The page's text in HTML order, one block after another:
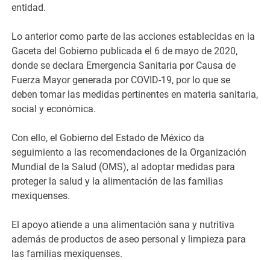
entidad.
Lo anterior como parte de las acciones establecidas en la
Gaceta del Gobierno publicada el 6 de mayo de 2020,
donde se declara Emergencia Sanitaria por Causa de
Fuerza Mayor generada por COVID-19, por lo que se
deben tomar las medidas pertinentes en materia sanitaria,
social y económica.
Con ello, el Gobierno del Estado de México da
seguimiento a las recomendaciones de la Organización
Mundial de la Salud (OMS), al adoptar medidas para
proteger la salud y la alimentación de las familias
mexiquenses.
El apoyo atiende a una alimentación sana y nutritiva
además de productos de aseo personal y limpieza para
las familias mexiquenses.